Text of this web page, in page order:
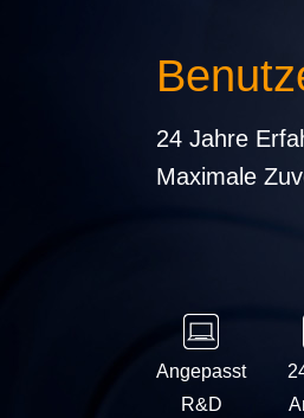
24 Jahre
Maximale
Angepasst
R&D